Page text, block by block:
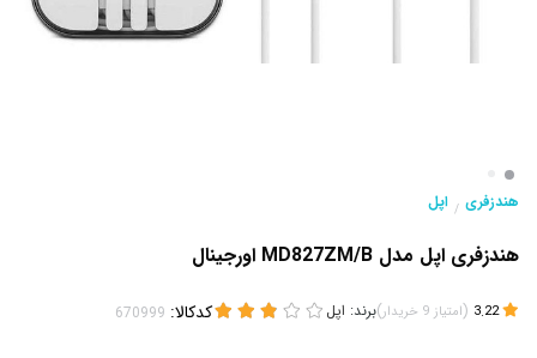
هندزفری / اپل
هندزفری اپل مدل MD827ZM/B اورجینال
3.22
(امتیاز 9 خریدار)برند: اپل کدکالا: